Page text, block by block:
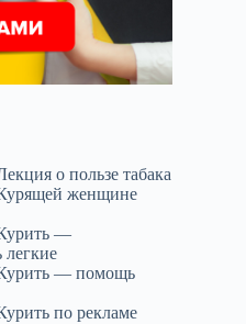
о пользе табака
женщине
—
легкие
— помощь
по рекламе